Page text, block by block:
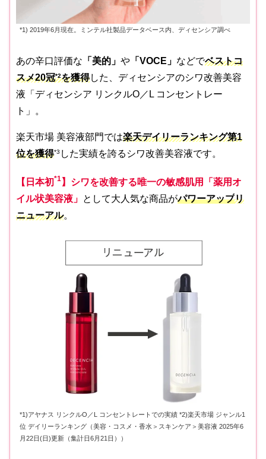
*1) 2019年6月現在。ミンテル社製品データベース内、ディセンシア調べ
あの辛口評価な 「美的」 や 「VOCE」 などでベストコ
スメ20冠*2を獲得した、ディセンシアのシワ改善美容
液「ディセンシア リンクルO／L コンセントレー
ト」。
楽天市場 美容液部門では楽天デイリーランキング第1
位を獲得*3 した実績を誇るシワ改善美容液です。
【日本初*1 】シワを改善する唯一の敏感肌用「薬用オ
イル状美容液」 として大人気な商品がパワーアップリ
ニューアル。
*1)アヤナス リンクルO／L コンセントレートでの実績 *2)楽天市場 ジャンル1
位 デイリーランキング（美容・コスメ・香水＞スキンケア＞美容液 2025年6
月22日(日)更新（集計日6月21日））